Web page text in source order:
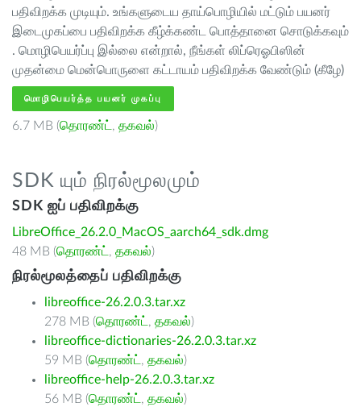
பதிவிறக்க முடியும். உங்களுடைய தாய்பொழியில் மட்டும் பயனர்
இடைமுகப்பை பதிவிறக்க கீழ்க்கண்ட பொத்தானை சொடுக்கவும்
. மொழிபெயர்ப்பு இல்லை என்றால், நீங்கள் லிப்ரெஓபிஸின்
முதன்மை மென்பொருளை கட்டாயம் பதிவிறக்க வேண்டும் (கீழே)
மொழிபெயர்த்த பயனர் முகப்பு
6.7 MB (தொரண்ட் , தகவல்)
SDK யும் நிரல்மூலமும்
SDK ஐப் பதிவிறக்கு
LibreOffice_26.2.0_MacOS_aarch64_sdk.dmg
48 MB (தொரண்ட் , தகவல்)
நிரல்மூலத்தைப் பதிவிறக்கு
libreoffice-26.2.0.3.tar.xz
278 MB (தொரண்ட் , தகவல்)
libreoffice-dictionaries-26.2.0.3.tar.xz
59 MB (தொரண்ட் , தகவல்)
libreoffice-help-26.2.0.3.tar.xz
56 MB (தொரண்ட் , தகவல்)